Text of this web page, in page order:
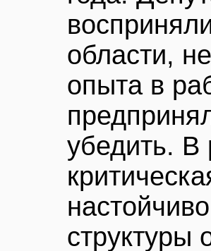
области,
опыта в
убедить. В
структуры